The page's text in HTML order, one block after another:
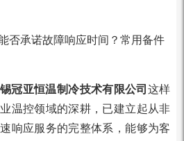
否承诺故障响应时间？常用备件
冠亚恒温制冷技术有限公司 这样
温控领域的深耕，已建立起从非
响应服务的完整体系，能够为客